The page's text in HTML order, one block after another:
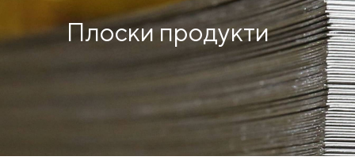
Плоски продукти